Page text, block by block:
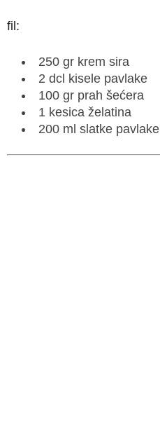
fil:
250 gr krem sira
2 dcl kisele pavlake
100 gr prah šećera
1 kesica želatina
200 ml slatke pavlake